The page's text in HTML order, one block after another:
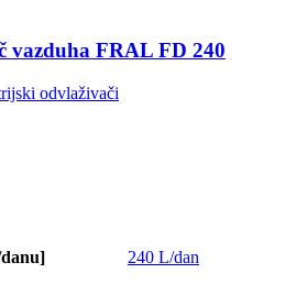
vazduha FRAL FD 240
odvlaživači
240 L/dan